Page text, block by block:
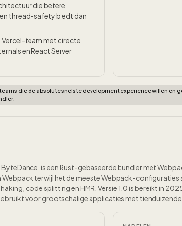
die betere
thread-safety biedt dan
team met directe
en React Server
die de absolute snelste development experience willen en
is een Rust-gebaseerde bundler met
Webpack terwijl het de meeste Webpack-
code splitting en HMR. Versie 1.0 is bereikt in
voor grootschalige applicaties met